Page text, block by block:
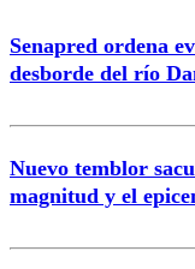
Senapred ordena
desborde del río
Nuevo temblor
magnitud y el